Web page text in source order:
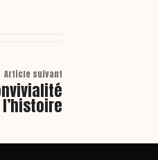
Article suivant